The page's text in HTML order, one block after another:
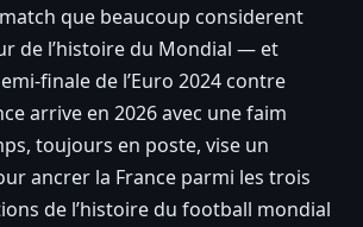
que beaucoup considerent
de l’histoire du Mondial — et
finale de l’Euro 2024 contre
arrive en 2026 avec une faim
toujours en poste, vise un
ancrer la France parmi les trois
de l’histoire du football mondial